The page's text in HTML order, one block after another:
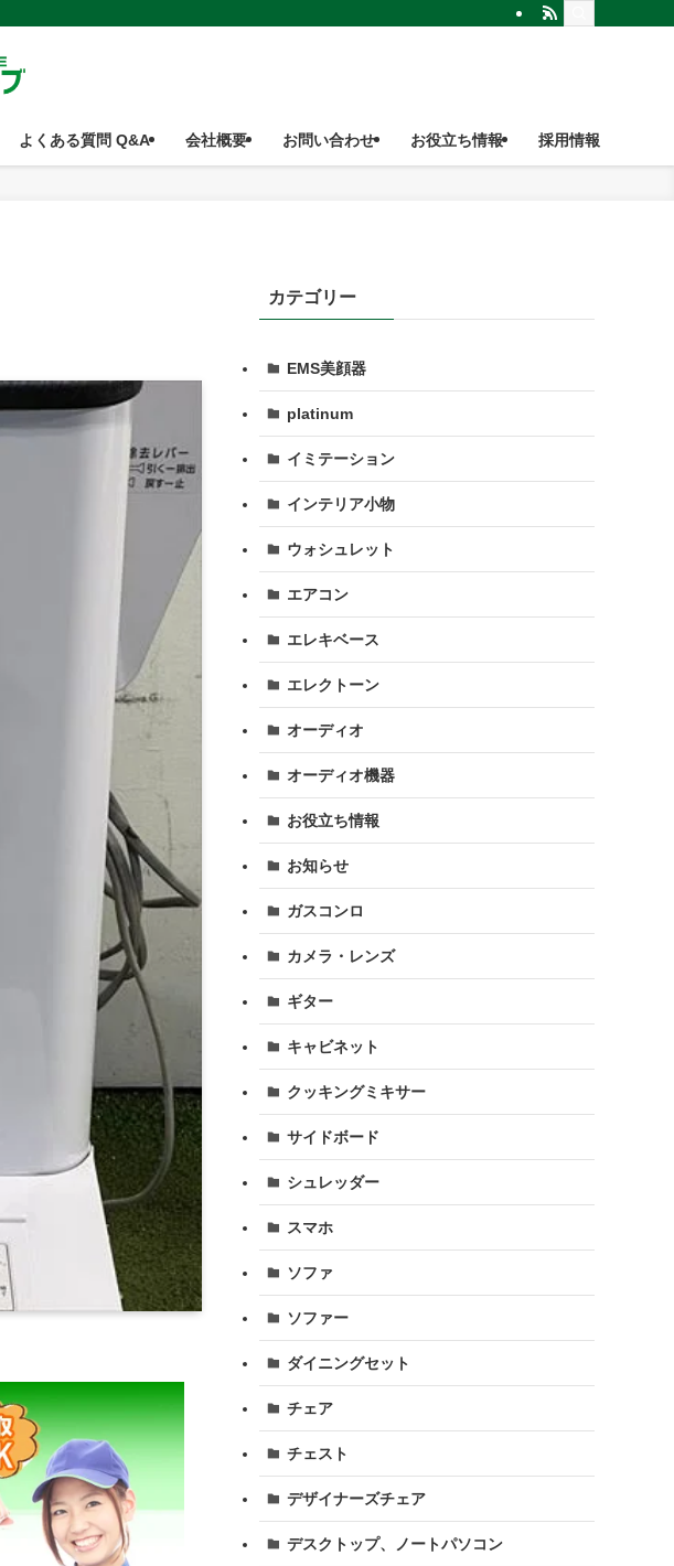
よくある質問 Q&A 会社概要 お問い合わせ お役立ち情報 採用情報
カテゴリー
EMS美顔器
platinum
イミテーション
インテリア小物
ウォシュレット
エアコン
エレキベース
エレクトーン
オーディオ
オーディオ機器
お役立ち情報
お知らせ
ガスコンロ
カメラ・レンズ
ギター
キャビネット
クッキングミキサー
サイドボード
シュレッダー
スマホ
ソファ
ソファー
ダイニングセット
チェア
チェスト
デザイナーズチェア
デスクトップ、ノートパソコン